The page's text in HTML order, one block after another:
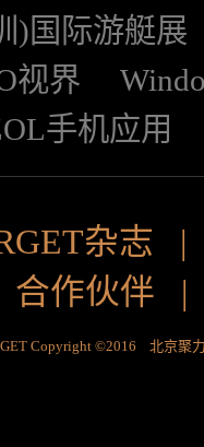
)国际游艇展
视界
手机应用
杂志
合作伙伴
Copyright ©2016 北京聚